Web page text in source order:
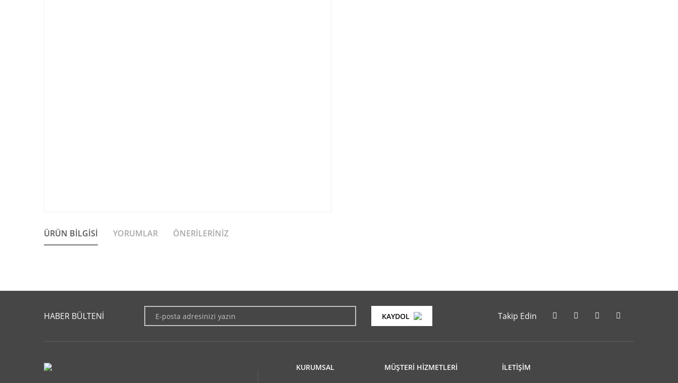
ÜRÜN BILGISI YORUMLAR ÖNERILERINIZ
Yorum Yaz
Görüş ve önerileriniz için teşekkür ederiz.
Ürün açıklamasında eksik bilgiler bulunuyor.
HABER BÜLTENİ KAYDOL Takip Edin
KURUMSAL MÜŞTERİ HİZMETLERİ İLETİŞİM